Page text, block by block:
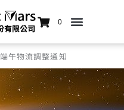
0
端午物流調整通知